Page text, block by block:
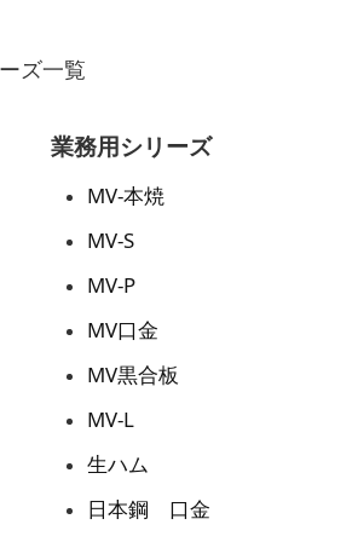
ズ一覧
業務用シリーズ
MV-本焼
MV-S
MV-P
MV口金
MV黒合板
MV-L
生ハム
日本鋼 口金